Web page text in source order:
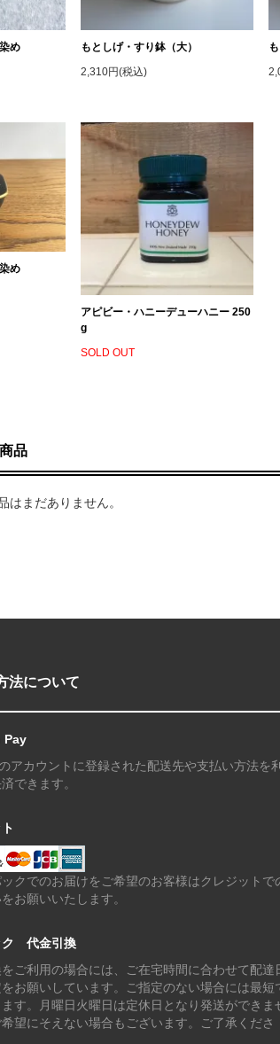
め
もとしげ・すり鉢（大）
2,310円(税込)
め
アピビー・ハニーデューハニー 250
g
SOLD OUT
品
はまだありません。
法について
Pay
アカウントに登録された配送先や支払い方法を利
できます。
ックでのお届けをご希望のお客様はクレジットで
お願いいたします。
ク 代金引換
ご利用の場合には、ご在宅時間に合わせて配達
お願いしています。ご指定のない場合には最短
す。月曜日火曜日は定休日となり発送ができま
望にそえない場合もございます。ご了承くださ